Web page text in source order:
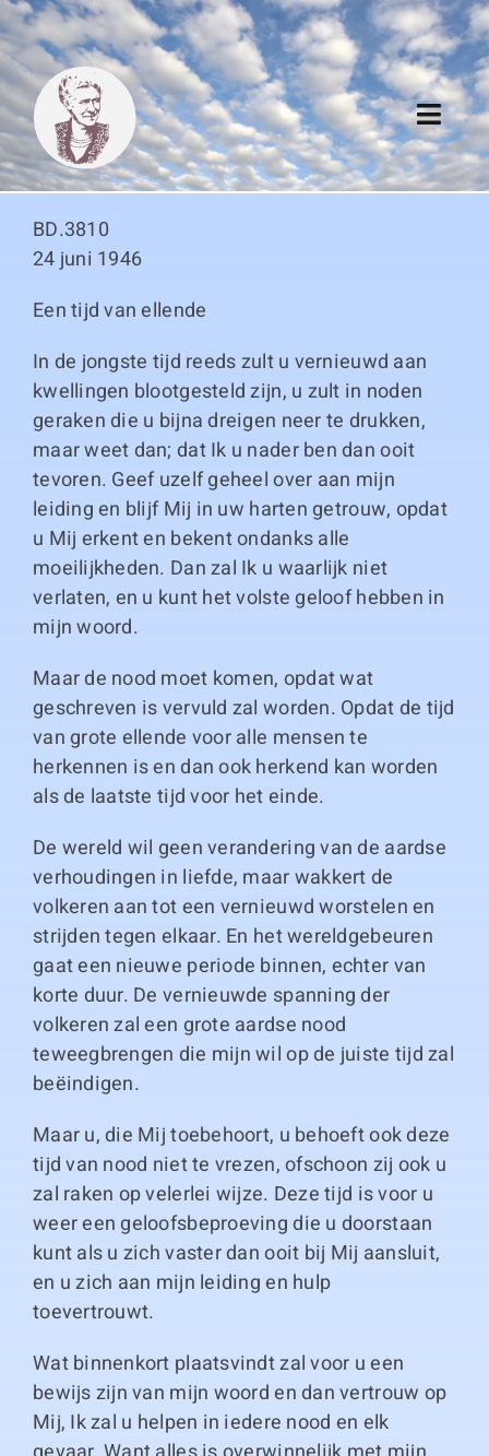
Skip
to
content
Algemeen
Thema boeken
Duitse boeken
Links
BD.3810
24 juni 1946
Een tijd van ellende
In de jongste tijd reeds zult u vernieuwd aan
kwellingen blootgesteld zijn, u zult in noden
geraken die u bijna dreigen neer te drukken,
maar weet dan; dat Ik u nader ben dan ooit
tevoren. Geef uzelf geheel over aan mijn
leiding en blijf Mij in uw harten getrouw, opdat
u Mij erkent en bekent ondanks alle
moeilijkheden. Dan zal Ik u waarlijk niet
verlaten, en u kunt het volste geloof hebben in
mijn woord.
Maar de nood moet komen, opdat wat
geschreven is vervuld zal worden. Opdat de tijd
van grote ellende voor alle mensen te
herkennen is en dan ook herkend kan worden
als de laatste tijd voor het einde.
De wereld wil geen verandering van de aardse
verhoudingen in liefde, maar wakkert de
volkeren aan tot een vernieuwd worstelen en
strijden tegen elkaar. En het wereldgebeuren
gaat een nieuwe periode binnen, echter van
korte duur. De vernieuwde spanning der
volkeren zal een grote aardse nood
teweegbrengen die mijn wil op de juiste tijd zal
beëindigen.
Maar u, die Mij toebehoort, u behoeft ook deze
tijd van nood niet te vrezen, ofschoon zij ook u
zal raken op velerlei wijze. Deze tijd is voor u
weer een geloofsbeproeving die u doorstaan
kunt als u zich vaster dan ooit bij Mij aansluit,
en u zich aan mijn leiding en hulp
toevertrouwt.
Wat binnenkort plaatsvindt zal voor u een
bewijs zijn van mijn woord en dan vertrouw op
Mij, Ik zal u helpen in iedere nood en elk